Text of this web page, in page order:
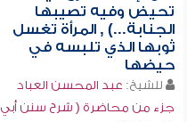
تحيض وفيه تصيبها
الجنابة...) , المرأة تغسل
ثوبها الذي تلبسه في
حيضها
للشيخ: عبد المحسن العباد
جزء من محاضرة ( شرح سنن أبي